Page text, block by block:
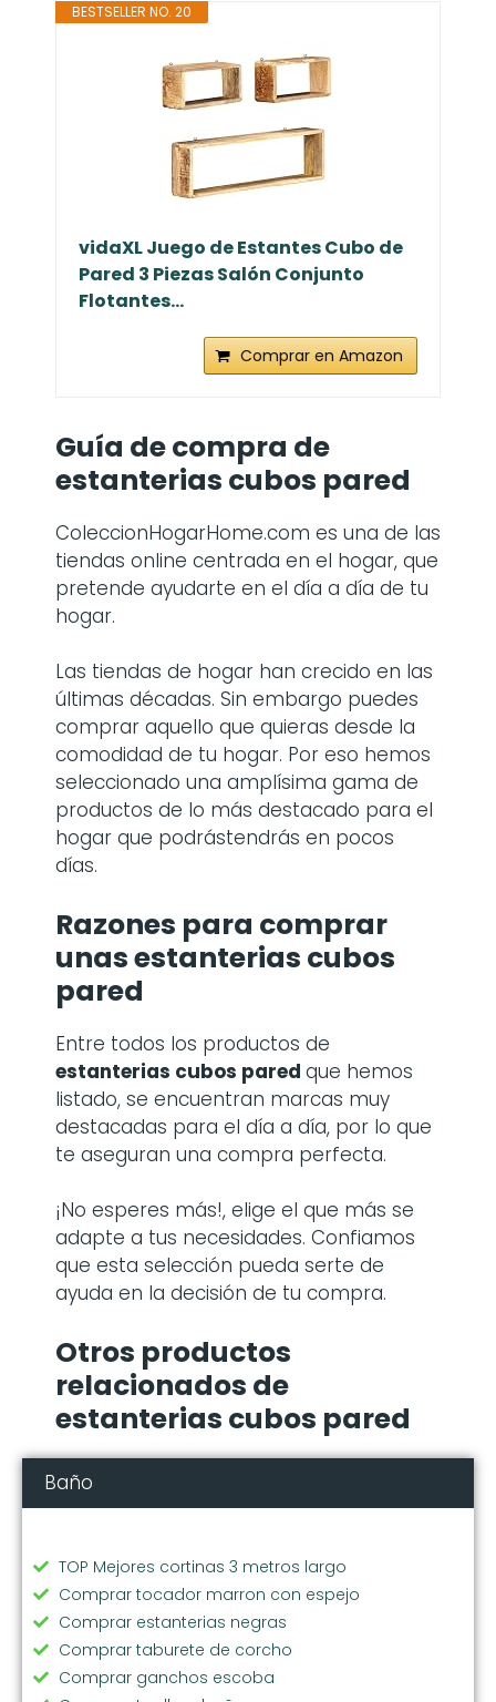
BESTSELLER NO. 20
vidaXL Juego de Estantes Cubo de
Pared 3 Piezas Salón Conjunto
Flotantes...
Comprar en Amazon
Guía de compra de
estanterias cubos pared
ColeccionHogarHome.com es una de las
tiendas online centrada en el hogar, que
pretende ayudarte en el día a día de tu
hogar.
Las tiendas de hogar han crecido en las
últimas décadas. Sin embargo puedes
comprar aquello que quieras desde la
comodidad de tu hogar. Por eso hemos
seleccionado una amplísima gama de
productos de lo más destacado para el
hogar que podrástendrás en pocos
días.
Razones para comprar
unasestanterias cubos
pared
Entre todos los productos de
estanterias cubos pared que hemos
listado, se encuentran marcas muy
destacadas para el día a día, por lo que
te aseguran una compra perfecta.
¡No esperes más!, elige el que más se
adapte a tus necesidades. Confiamos
que esta selección pueda serte de
ayuda en la decisión de tu compra.
Otros productos
relacionados de
estanterias cubos pared
Baño
TOP Mejores cortinas 3 metros largo
Comprar tocador marron con espejo
Comprar estanterias negras
Comprar taburete de corcho
Comprar ganchos escoba